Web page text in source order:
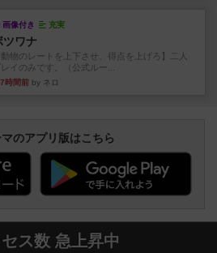
画像付き 充実
ツワナ
動物のレートを上下させ、得点を上げろ】二人
イのみです。（公式ルー...
時間前 by ネロ
のアプリ版はこちら
ス数 急上昇中